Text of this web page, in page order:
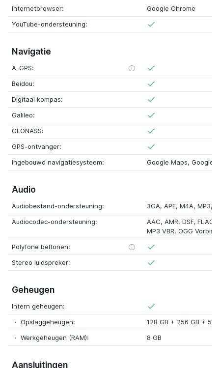
Internetbrowser:
Google Chrome
YouTube-ondersteuning:
Navigatie
A-GPS:
Beidou:
Digitaal kompas:
Galileo:
GLONASS:
GPS-ontvanger:
Ingebouwd navigatiesysteem:
Google Maps, Google
Audio
Audiobestand-ondersteuning:
3GA, APE, M4A, MP3,
Audiocodec-ondersteuning:
AAC, AMR, DSF, FLAC,
MP3 VBR, OGG Vorbis,
Polyfone beltonen:
Stereo luidspreker:
Geheugen
Intern geheugen:
Opslaggeheugen:
128 GB + 256 GB + 512
Werkgeheugen (RAM):
8 GB
Aansluitingen